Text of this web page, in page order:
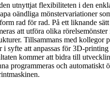
utnyttjat flexibiliteten i den
oändliga mönstervariationer
rad för rad. På ett liknande
att utföra olika rörelsemönster
Tillsammans med kollegor
syfte att anpassas för 3D-printing
kommer att bidra till
programmeras och automatiskt